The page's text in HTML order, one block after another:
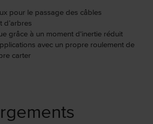
pour le passage des câbles
d’arbres
grâce à un moment d‘inertie réduit
avec un propre roulement de
carter